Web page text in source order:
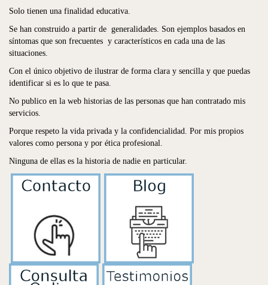
Solo tienen una finalidad educativa.
Se han construido a partir de generalidades. Son ejemplos basados en
síntomas que son frecuentes y característicos en cada una de las
situaciones.
Con el único objetivo de ilustrar de forma clara y sencilla y que puedas
identificar si es lo que te pasa.
No publico en la web historias de las personas que han contratado mis
servicios.
Porque respeto la vida privada y la confidencialidad. Por mis propios
valores como persona y por ética profesional.
Ninguna de ellas es la historia de nadie en particular.